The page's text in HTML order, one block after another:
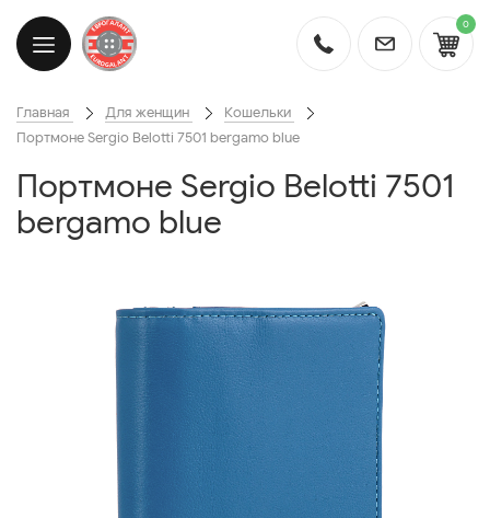
0
Главная Для женщин
Кошельки
Портмоне Sergio Belotti 7501 bergamo blue
Портмоне Sergio Belotti 7501
bergamo blue